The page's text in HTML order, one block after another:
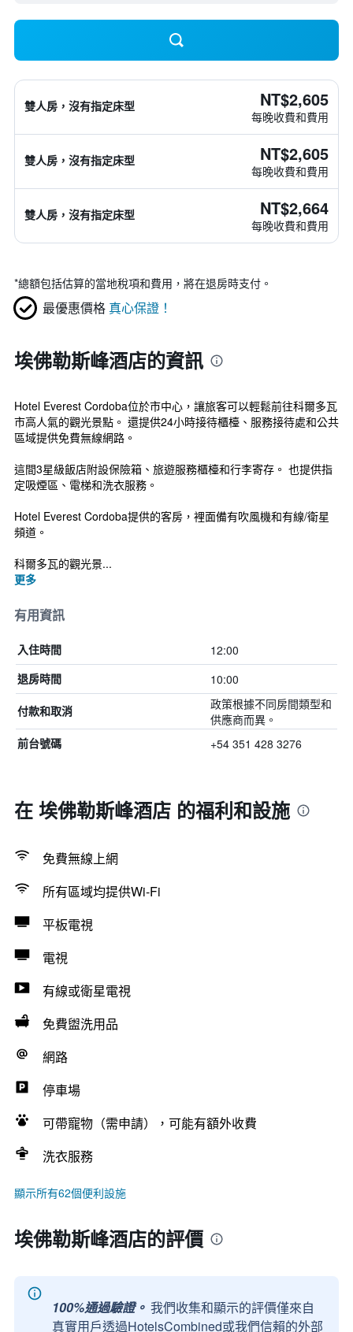
雙人房，沒有指定床型 NT$2,605
每晚收費和費用
雙人房，沒有指定床型 NT$2,605
每晚收費和費用
雙人房，沒有指定床型 NT$2,664
每晚收費和費用
*總額包括估算的當地稅項和費用，將在退房時支付。
最優惠價格 真心保證！
埃佛勒斯峰酒店的資訊
Hotel Everest Cordoba位於市中心，讓旅客可以輕鬆前往科爾多瓦
市高人氣的觀光景點。 還提供24小時接待櫃檯、服務接待處和公共
區域提供免費無線網路。
這間3星級飯店附設保險箱、旅遊服務櫃檯和行李寄存。 也提供指
定吸煙區、電梯和洗衣服務。
Hotel Everest Cordoba提供的客房，裡面備有吹風機和有線/衛星
頻道。
科爾多瓦的觀光景...
更多
有用資訊
入住時間 12:00
退房時間 10:00
付款和取消
政策根據不同房間類型和
供應商而異。
前台號碼 +54 351 428 3276
在 埃佛勒斯峰酒店 的福利和設施
免費無線上網
所有區域均提供Wi-Fi
平板電視
電視
有線或衛星電視
免費盥洗用品
網路
停車場
可帶寵物（需申請），可能有額外收費
洗衣服務
顯示所有62個便利設施
埃佛勒斯峰酒店的評價
100%通過驗證。 我們收集和顯示的評價僅來自
真實用戶透過HotelsCombined或我們信賴的外部